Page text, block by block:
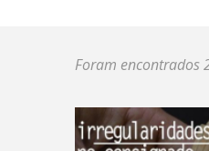
Foram encontrados